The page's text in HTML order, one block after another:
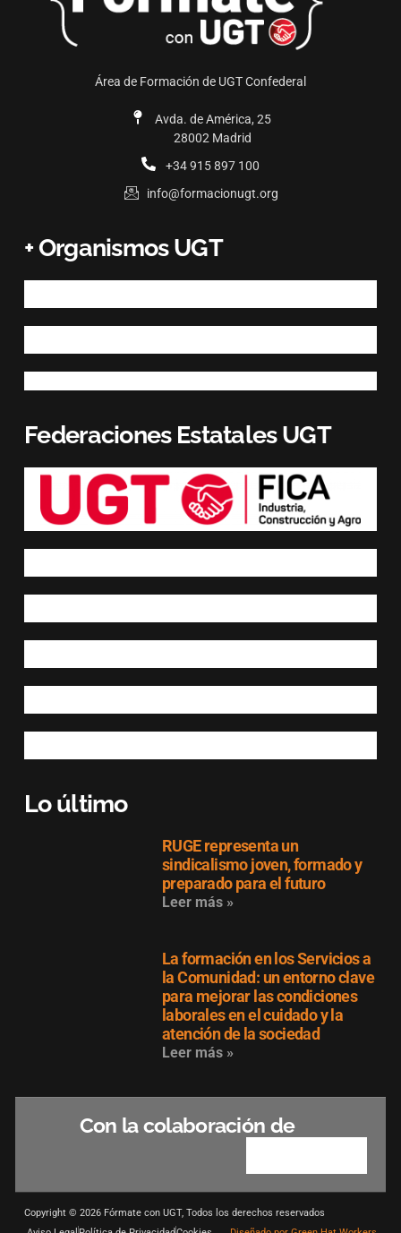
Área de Formación de UGT Confederal
Avda. de América, 25
28002 Madrid
+34 915 897 100
info@formacionugt.org
+ Organismos UGT
Federaciones Estatales UGT
Lo último
RUGE representa un
sindicalismo joven, formado y
preparado para el futuro
Leer más »
La formación en los Servicios a
la Comunidad: un entorno clave
para mejorar las condiciones
laborales en el cuidado y la
atención de la sociedad
Leer más »
Con la colaboración de
Copyright © 2026 Fórmate con UGT, Todos los derechos reservados